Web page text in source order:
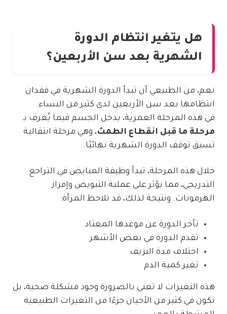
هل يتغير انتظام الدورة
الشهرية بعد سن الأربعين؟
نعم، من الطبيعي أن تبدأ الدورة الشهرية في فقدان
انتظامها بعد سن الأربعين لدى كثير من النساء.
في هذه المرحلة العمرية، يدخل الجسم فيما يُعرف بـ
مرحلة ما قبل انقطاع الطمث، وهي مرحلة انتقالية
تسبق توقف الدورة الشهرية نهائيًا.
خلال هذه المرحلة، تبدأ وظيفة المبايض في التراجع
التدريجي، مما يؤثر على عملية التبويض وإفراز
الهرمونات. ونتيجة لذلك، قد تلاحظ المرأة:
تأخر الدورة عن موعدها المعتاد
تقدم الدورة في بعض الأشهر
اختلاف مدة النزيف
تغير كمية الدم
هذه التغيرات لا تعني بالضرورة وجود مشكلة صحية، بل
تكون في كثير من الأحيان جزءًا من التغيرات الطبيعية